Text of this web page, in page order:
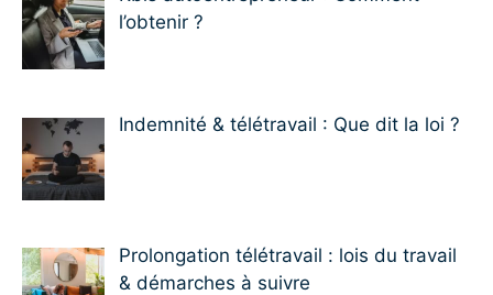
l’obtenir ?
Indemnité & télétravail : Que dit la loi ?
Prolongation télétravail : lois du travail
& démarches à suivre